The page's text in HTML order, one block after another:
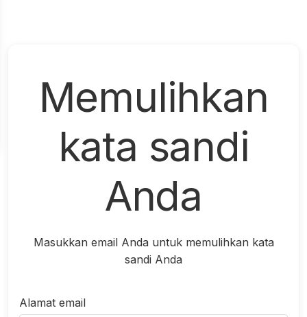
Memulihkan
kata sandi
Anda
Masukkan email Anda untuk memulihkan kata
sandi Anda
Alamat email